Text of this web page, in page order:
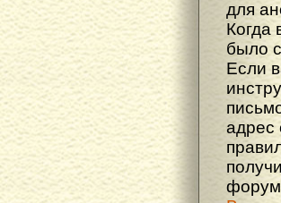
для
Когда
было
Если
адрес